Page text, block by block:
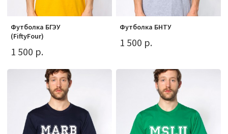
Футболка БГЭУ
(FiftyFour)
1 500 р.
Футболка БНТУ
1 500 р.